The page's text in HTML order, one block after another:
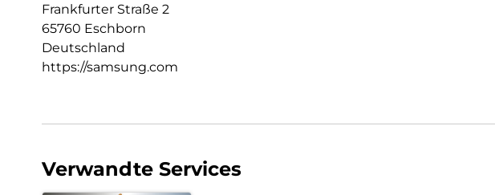
Frankfurter Straße 2
65760 Eschborn
Deutschland
https://samsung.com
Verwandte Services